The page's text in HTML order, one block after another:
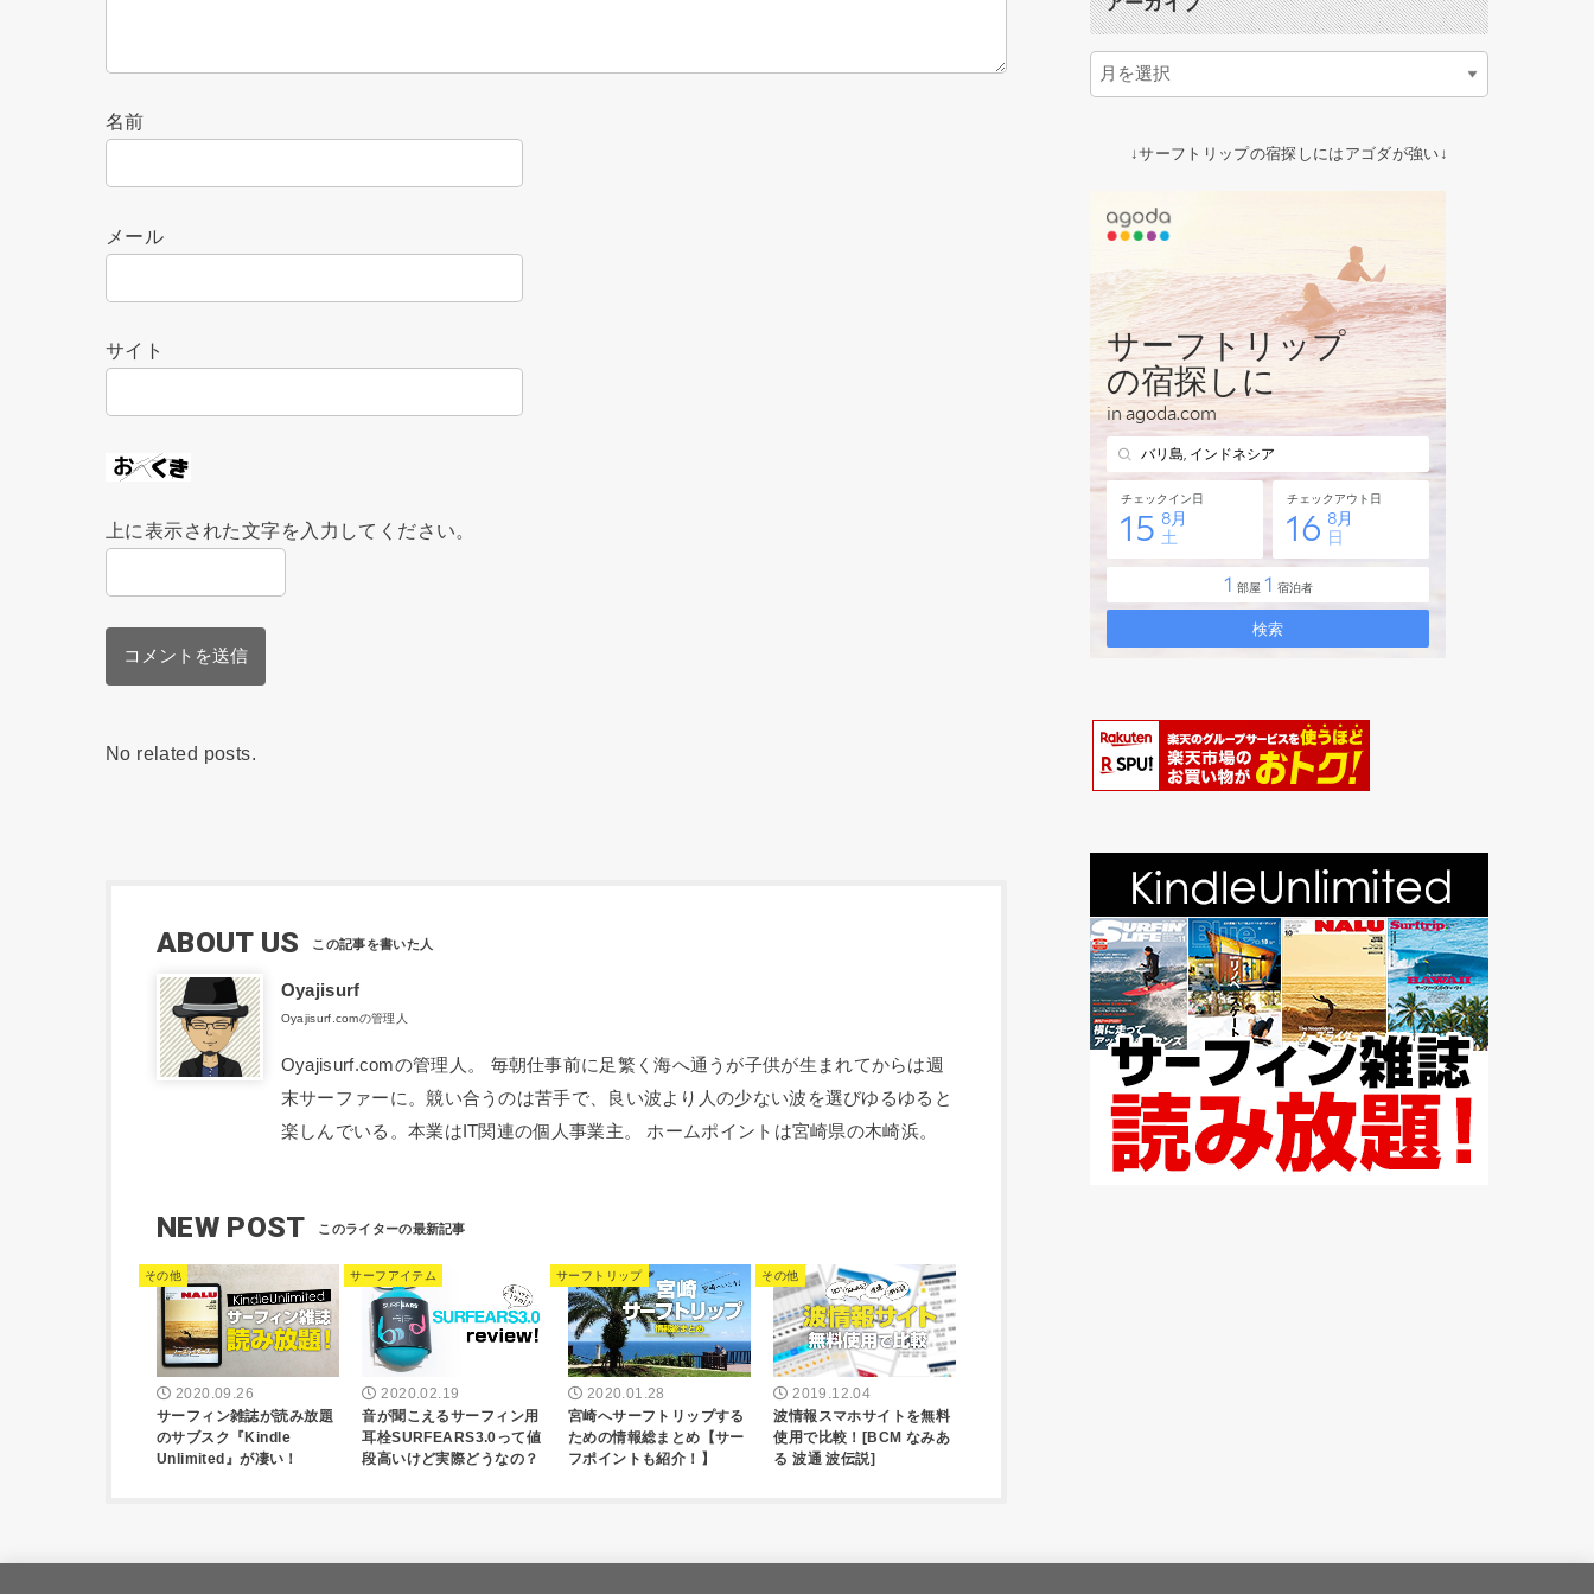
名前
メール
サイト
上に表示された文字を入力してください。
No related posts.
ABOUT US
Oyajisurf
Oyajisurf.comの管理人
Oyajisurf.comの管理人。 毎朝仕事前に足繁く海へ通うが子供が生まれてからは週
末サーファーに。競い合うのは苦手で、良い波より人の少ない波を選びゆるゆると
楽しんでいる。本業はIT関連の個人事業主。 ホームポイントは宮崎県の木崎浜。
NEW POST
その他
2020.09.26
サーフィン雑誌が読み放題
のサブスク『Kindle
Unlimited』が凄い！
サーフアイテム
2020.02.19
音が聞こえるサーフィン用
耳栓SURFEARS3.0って値
段高いけど実際どうなの？
サーフトリップ
2020.01.28
宮崎へサーフトリップする
ための情報総まとめ【サー
フポイントも紹介！】
その他
2019.12.04
波情報スマホサイトを無料
使用で比較！[BCM なみあ
る 波通 波伝説]
↓サーフトリップの宿探しにはアゴダが強い↓